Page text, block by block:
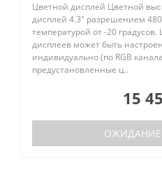
Цветной дисплей Цветной
дисплей 4.3" разрешением
температурой от -20
дисплеев может быть
индивидуально (по RGB
предустановленные ц..
15
ОЖИДАНИЕ